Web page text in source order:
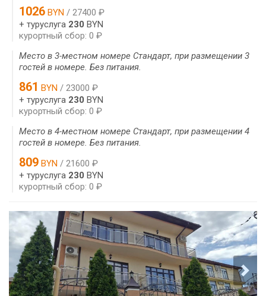
1026 BYN / 27400 ₽
+ туруслуга 230 BYN
курортный сбор: 0 ₽
Место в 3-местном номере Стандарт, при размещении 3
гостей в номере. Без питания.
861 BYN / 23000 ₽
+ туруслуга 230 BYN
курортный сбор: 0 ₽
Место в 4-местном номере Стандарт, при размещении 4
гостей в номере. Без питания.
809 BYN / 21600 ₽
+ туруслуга 230 BYN
курортный сбор: 0 ₽